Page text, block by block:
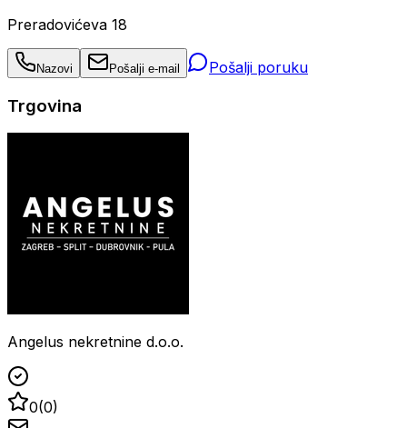
Preradovićeva 18
Nazovi Pošalji e-mail Pošalji poruku
Trgovina
Angelus nekretnine d.o.o.
0(0)